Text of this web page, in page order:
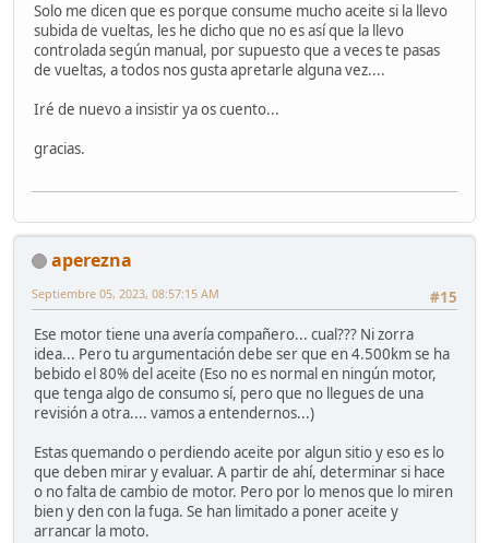
Solo me dicen que es porque consume mucho aceite si la llevo
subida de vueltas, les he dicho que no es así que la llevo
controlada según manual, por supuesto que a veces te pasas
de vueltas, a todos nos gusta apretarle alguna vez....
Iré de nuevo a insistir ya os cuento...
gracias.
aperezna
#15
Septiembre 05, 2023, 08:57:15 AM
Ese motor tiene una avería compañero... cual??? Ni zorra
idea... Pero tu argumentación debe ser que en 4.500km se ha
bebido el 80% del aceite (Eso no es normal en ningún motor,
que tenga algo de consumo sí, pero que no llegues de una
revisión a otra.... vamos a entendernos...)
Estas quemando o perdiendo aceite por algun sitio y eso es lo
que deben mirar y evaluar. A partir de ahí, determinar si hace
o no falta de cambio de motor. Pero por lo menos que lo miren
bien y den con la fuga. Se han limitado a poner aceite y
arrancar la moto.